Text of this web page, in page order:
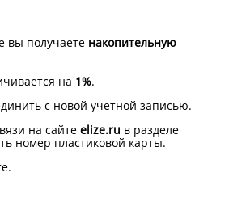
вы получаете накопительную
на 1%.
с новой учетной записью.
на сайте elize.ru в разделе
номер пластиковой карты.